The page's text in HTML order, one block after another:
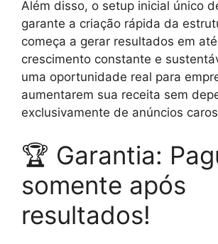
Além disso, o setup inicial único
garante a criação rápida da
começa a gerar resultados em
crescimento constante e
uma oportunidade real para
aumentarem sua receita sem
exclusivamente de anúncios
🏆 Garantia:
somente após
resultados!